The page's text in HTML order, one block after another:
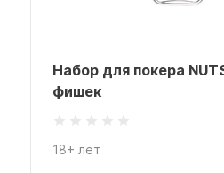
Набор для покера
фишек
18+ лет